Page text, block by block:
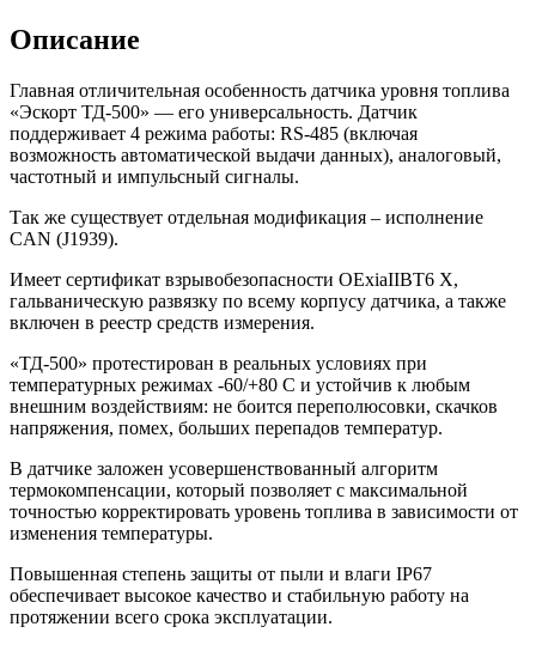
Описание
Главная отличительная особенность датчика уровня топлива
«Эскорт ТД-500» — его универсальность. Датчик
поддерживает 4 режима работы: RS-485 (включая
возможность автоматической выдачи данных), аналоговый,
частотный и импульсный сигналы.
Так же существует отдельная модификация – исполнение
CAN (J1939).
Имеет сертификат взрывобезопасности OExiaIIBT6 X,
гальваническую развязку по всему корпусу датчика, а также
включен в реестр средств измерения.
«ТД-500» протестирован в реальных условиях при
температурных режимах -60/+80 С и устойчив к любым
внешним воздействиям: не боится переполюсовки, скачков
напряжения, помех, больших перепадов температур.
В датчике заложен усовершенствованный алгоритм
термокомпенсации, который позволяет с максимальной
точностью корректировать уровень топлива в зависимости от
изменения температуры.
Повышенная степень защиты от пыли и влаги IP67
обеспечивает высокое качество и стабильную работу на
протяжении всего срока эксплуатации.